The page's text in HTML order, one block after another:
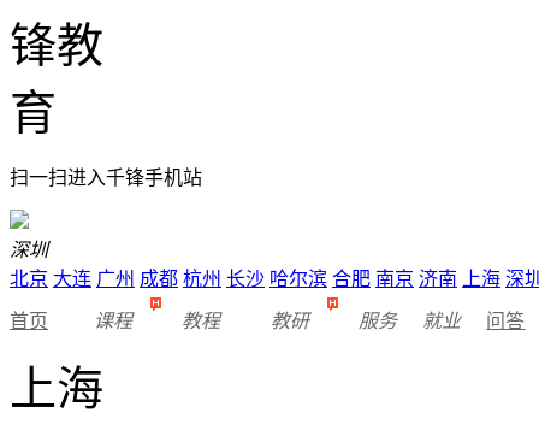
扫一扫进入千锋手机站
深圳
北京 大连 广州 成都 杭州 长沙 哈尔滨 合肥 南京 济南 上海 深
首页 课程 教程 教研 服务 就业 问答
上海